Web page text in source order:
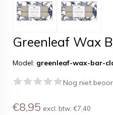
Greenleaf Wax
Model: greenleaf-wax-bar-
Nog niet
€8,95 excl. btw: €7,40